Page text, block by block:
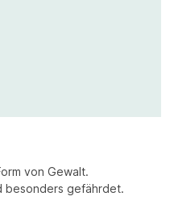
von Gewalt.
besonders gefährdet.